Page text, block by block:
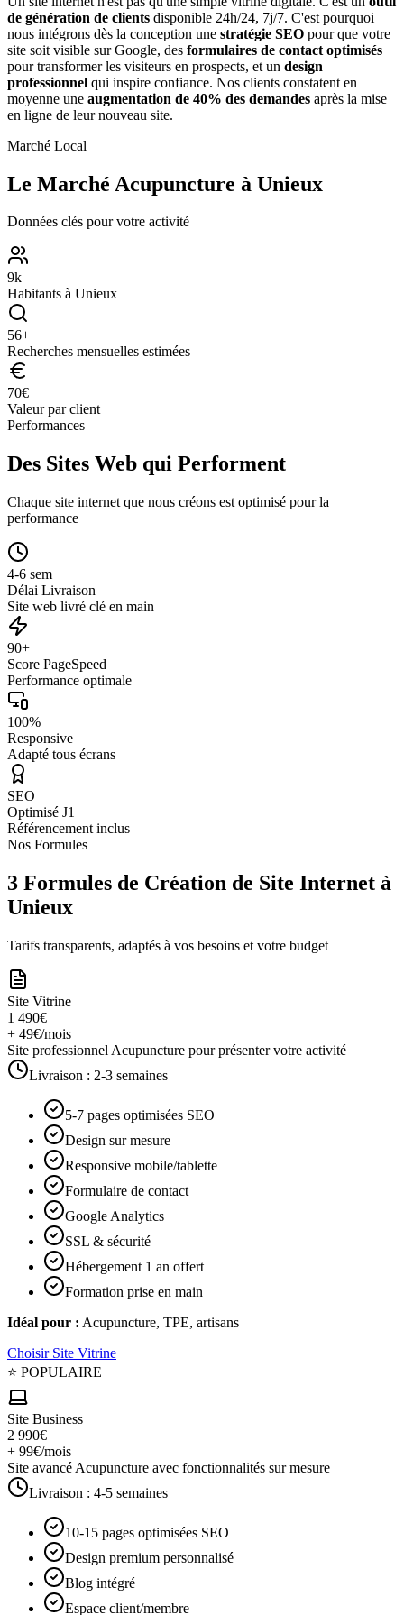
de génération de clients disponible 24h/24, 7j/7. C'est pourquoi
nous intégrons dès la conception une stratégie SEO pour que votre
site soit visible sur Google, des formulaires de contact optimisés
pour transformer les visiteurs en prospects, et un design
professionnel qui inspire confiance. Nos clients constatent en
moyenne une augmentation de 40% des demandes après la mise
en ligne de leur nouveau site.
Marché Local
Le Marché Acupuncture à Unieux
Données clés pour votre activité
9k
Habitants à Unieux
56+
Recherches mensuelles estimées
70€
Valeur par client
Performances
Des Sites Web qui Performent
Chaque site internet que nous créons est optimisé pour la
performance
4-6 sem
Délai Livraison
Site web livré clé en main
90+
Score PageSpeed
Performance optimale
100%
Responsive
Adapté tous écrans
SEO
Optimisé J1
Référencement inclus
Nos Formules
3 Formules de Création de Site Internet à
Unieux
Tarifs transparents, adaptés à vos besoins et votre budget
Site Vitrine
1 490€
+ 49€/mois
Site professionnel Acupuncture pour présenter votre activité
Livraison : 2-3 semaines
5-7 pages optimisées SEO
Design sur mesure
Responsive mobile/tablette
Formulaire de contact
Google Analytics
SSL & sécurité
Hébergement 1 an offert
Formation prise en main
Idéal pour : Acupuncture, TPE, artisans
Choisir Site Vitrine
⭐ POPULAIRE
Site Business
2 990€
+ 99€/mois
Site avancé Acupuncture avec fonctionnalités sur mesure
Livraison : 4-5 semaines
10-15 pages optimisées SEO
Design premium personnalisé
Blog intégré
Espace client/membre